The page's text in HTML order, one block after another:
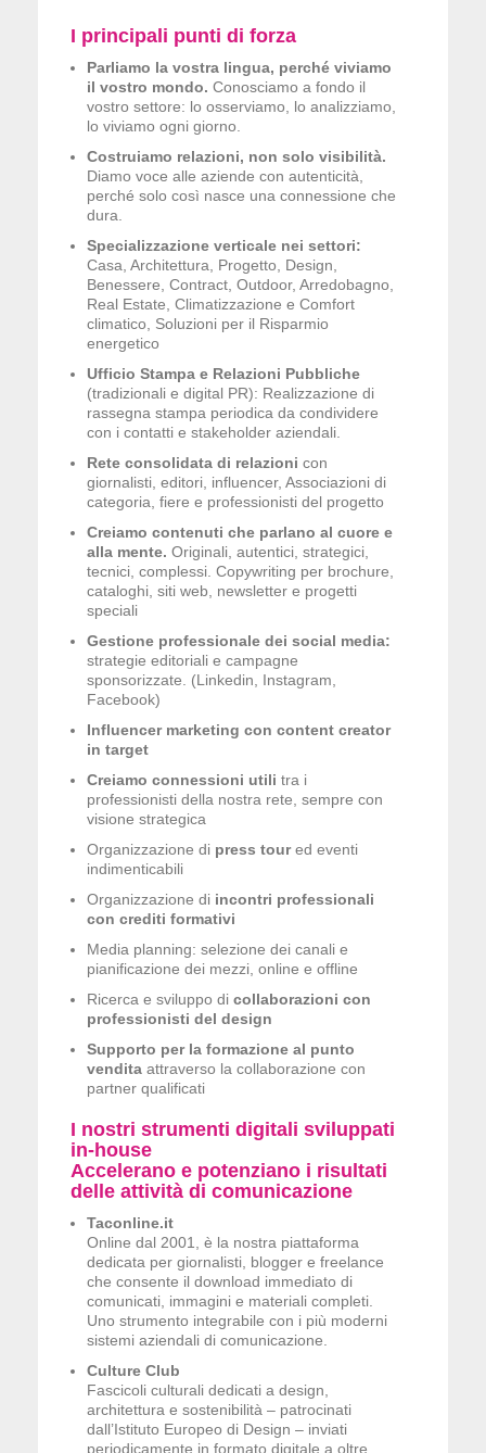
I principali punti di forza
Parliamo la vostra lingua, perché viviamo
il vostro mondo. Conosciamo a fondo il
vostro settore: lo osserviamo, lo analizziamo,
lo viviamo ogni giorno.
Costruiamo relazioni, non solo visibilità.
Diamo voce alle aziende con autenticità,
perché solo così nasce una connessione che
dura.
Specializzazione verticale nei settori:
Casa, Architettura, Progetto, Design,
Benessere, Contract, Outdoor, Arredobagno,
Real Estate, Climatizzazione e Comfort
climatico, Soluzioni per il Risparmio
energetico
Ufficio Stampa e Relazioni Pubbliche
(tradizionali e digital PR): Realizzazione di
rassegna stampa periodica da condividere
con i contatti e stakeholder aziendali.
Rete consolidata di relazioni con
giornalisti, editori, influencer, Associazioni di
categoria, fiere e professionisti del progetto
Creiamo contenuti che parlano al cuore e
alla mente. Originali, autentici, strategici,
tecnici, complessi. Copywriting per brochure,
cataloghi, siti web, newsletter e progetti
speciali
Gestione professionale dei social media:
strategie editoriali e campagne
sponsorizzate. (Linkedin, Instagram,
Facebook)
Influencer marketing con content creator
in target
Creiamo connessioni utili tra i
professionisti della nostra rete, sempre con
visione strategica
Organizzazione di press toured eventi
indimenticabili
Organizzazione di incontri professionali
con crediti formativi
Media planning: selezione dei canali e
pianificazione dei mezzi, online e offline
Ricerca e sviluppo di collaborazioni con
professionisti del design
Supporto per la formazione al punto
vendita attraverso la collaborazione con
partner qualificati
I nostri strumenti digitali sviluppati
in-house
Accelerano e potenziano i risultati
delle attività di comunicazione
Taconline.it
Online dal 2001, è la nostra piattaforma
dedicata per giornalisti, blogger e freelance
che consente il download immediato di
comunicati, immagini e materiali completi.
Uno strumento integrabile con i più moderni
sistemi aziendali di comunicazione.
Culture Club
Fascicoli culturali dedicati a design,
architettura e sostenibilità – patrocinati
dall’Istituto Europeo di Design – inviati
periodicamente in formato digitale a oltre